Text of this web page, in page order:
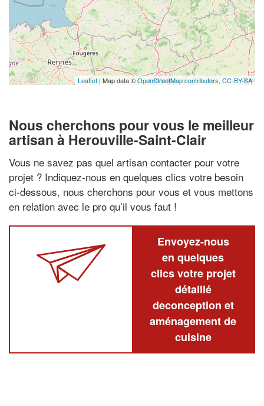
Leaflet | Map data ©OpenStreetMap contributors, CC-BY-SA
Nous cherchons pour vous le meilleur
artisan à Herouville-Saint-Clair
Vous ne savez pas quel artisan contacter pour votre
projet ? Indiquez-nous en quelques clics votre besoin
ci-dessous, nous cherchons pour vous et vous mettons
en relation avec le pro qu’il vous faut !
Envoyez-nous
en quelques
clics votre projet
détaillé
deconception et
aménagement de
cuisine